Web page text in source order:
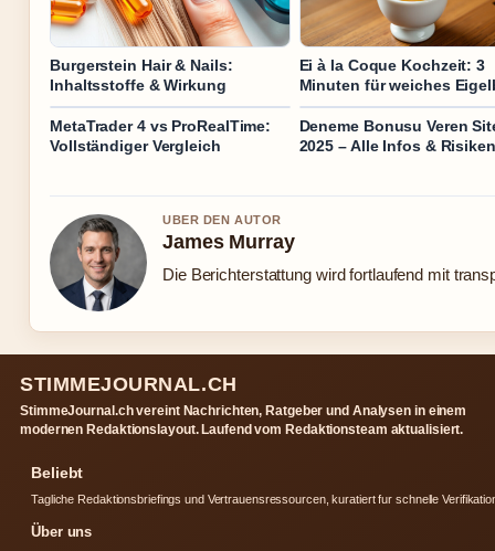
Burgerstein Hair & Nails:
Inhaltsstoffe & Wirkung
Ei à la Coque Kochzeit: 3
Minuten für weiches
MetaTrader 4 vs ProRealTime:
Vollständiger Vergleich
Deneme Bonusu Veren
2025 – Alle Infos & Risiken
UBER DEN AUTOR
James Murray
Die Berichterstattung wird fortlaufend mit
STIMMEJOURNAL.CH
StimmeJournal.ch vereint Nachrichten, Ratgeber und Analysen in einem
modernen Redaktionslayout. Laufend vom Redaktionsteam aktualisiert.
Beliebt
Tagliche Redaktionsbriefings und Vertrauensressourcen, kuratiert fur schnelle
Über uns